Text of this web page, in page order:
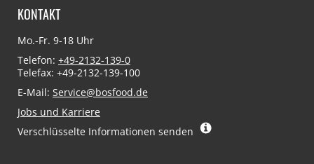
KONTAKT
Mo.-Fr. 9-18 Uhr
Telefon: +49-2132-139-0
Telefax: +49-2132-139-100
E-Mail: Service@bosfood.de
Jobs und Karriere
Verschlüsselte Informationen senden